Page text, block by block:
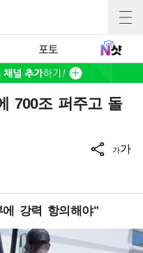
포토
700조 퍼주고 돌
가가
강력 항의해야"